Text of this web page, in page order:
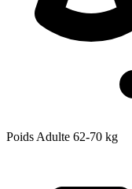
Poids Adulte 62-70 kg